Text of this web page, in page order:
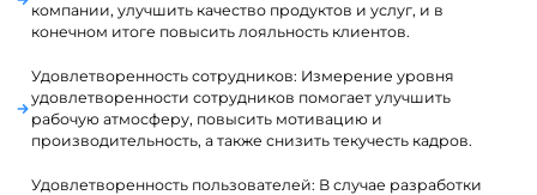
компании, улучшить качество продуктов и услуг, и в
конечном итоге повысить лояльность клиентов.
Удовлетворенность сотрудников: Измерение уровня
удовлетворенности сотрудников помогает улучшить
рабочую атмосферу, повысить мотивацию и
производительность, а также снизить текучесть кадров.
Удовлетворенность пользователей: В случае разработки